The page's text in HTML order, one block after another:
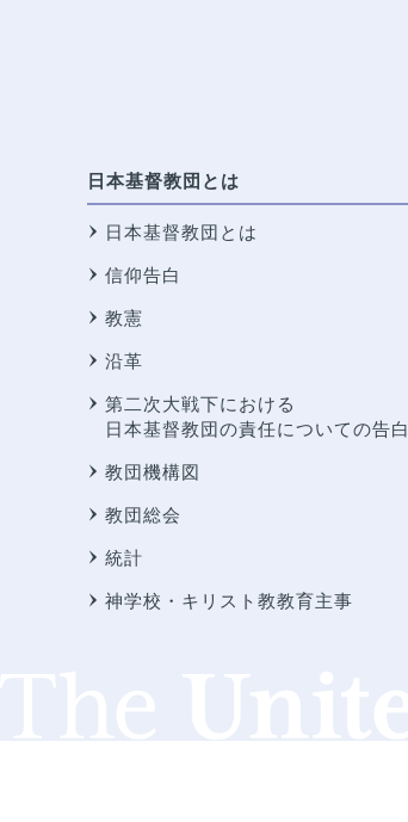
日本基督教団とは
日本基督教団とは
信仰告白
教憲
沿革
第二次大戦下における
日本基督教団の責任についての告白
教団機構図
教団総会
統計
神学校・キリスト教教育主事